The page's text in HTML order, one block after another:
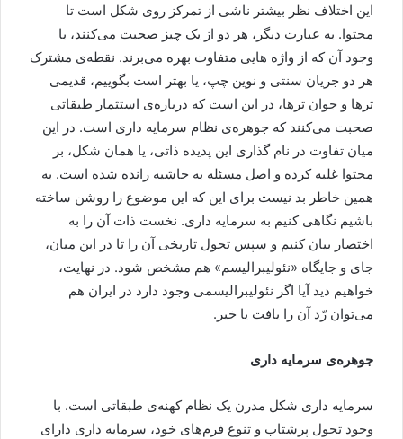
این اختلاف نظر بیشتر ناشی از تمرکز روی شکل است تا
محتوا. به عبارت دیگر، هر دو از یک چیز صحبت می‌کنند، با
وجود آن که از واژه هایی متفاوت بهره می‌برند. نقطه‌ی مشترک
هر دو جریان سنتی و نوین چپ، یا بهتر است بگوییم، قدیمی
ترها و جوان ترها، در این است که درباره‌ی استثمار طبقاتی
صحبت می‌کنند که جوهره‌ی نظام سرمایه داری است. در این
میان تفاوت در نام گذاری این پدیده ذاتی، یا همان شکل، بر
محتوا غلبه کرده و اصل مسئله به حاشیه رانده شده است. به
همین خاطر بد نیست برای این که این موضوع را روشن ساخته
باشیم نگاهی کنیم به سرمایه داری. نخست ذات آن را به
اختصار بیان کنیم و سپس تحول تاریخی آن را تا در این میان،
جای و جایگاه «نئولیبرالیسم» هم مشخص شود. در نهایت،
خواهیم دید آیا اگر نئولیبرالیسمی وجود دارد در ایران هم
می‌توان رّد آن را یافت یا خیر.
جوهره‌ی سرمایه داری
سرمایه داری شکل مدرن یک نظام کهنه‌ی طبقاتی است. با
وجود تحول پرشتاب و تنوع فرم‌های خود، سرمایه داری دارای